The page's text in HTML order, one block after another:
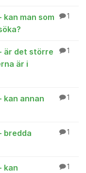
man som
1
är det större
är i
1
kan annan
1
bredda
1
kan
1